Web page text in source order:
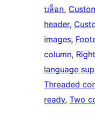
บล็อก,
header,
images,
column,
language
Threaded
ready, Two